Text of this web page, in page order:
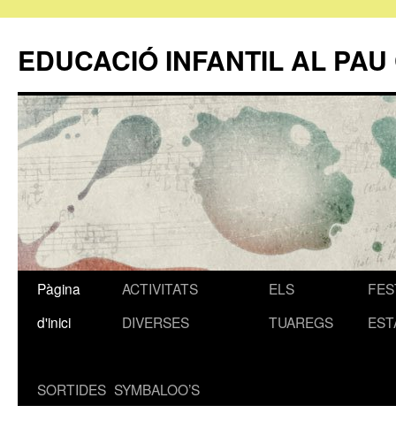
EDUCACIÓ INFANTIL AL
Vés
Pàgina
d'inici
ACTIVITATS
DIVERSES
ELS
TUAREGS
SORTIDES SYMBALOO’S